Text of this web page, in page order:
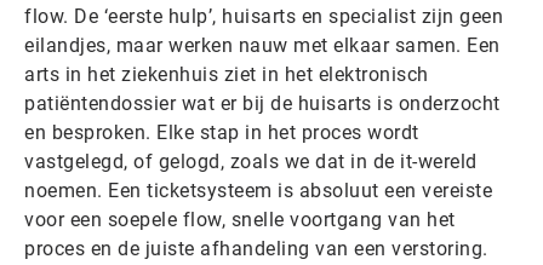
flow. De ‘eerste hulp’, huisarts en specialist zijn geen
eilandjes, maar werken nauw met elkaar samen. Een
arts in het ziekenhuis ziet in het elektronisch
patiëntendossier wat er bij de huisarts is onderzocht
en besproken. Elke stap in het proces wordt
vastgelegd, of gelogd, zoals we dat in de it-wereld
noemen. Een ticketsysteem is absoluut een vereiste
voor een soepele flow, snelle voortgang van het
proces en de juiste afhandeling van een verstoring.